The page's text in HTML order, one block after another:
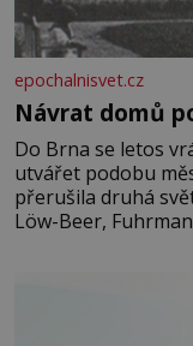
epochalnisvet.cz
Návrat domů
Do Brna se letos
utvářet podobu
přerušila druhá
Löw-Beer,
jednoduché.